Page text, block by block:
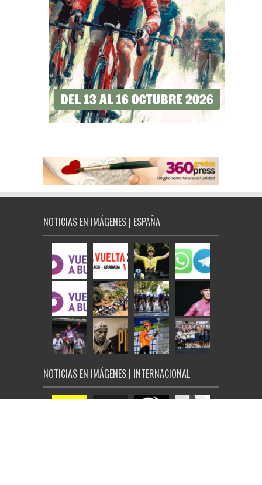
NOTICIAS EN IMÁGENES | ESPAÑA
NOTICIAS EN IMÁGENES | INTERNACIONAL